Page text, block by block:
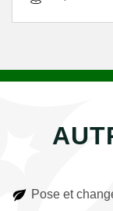
Pose et